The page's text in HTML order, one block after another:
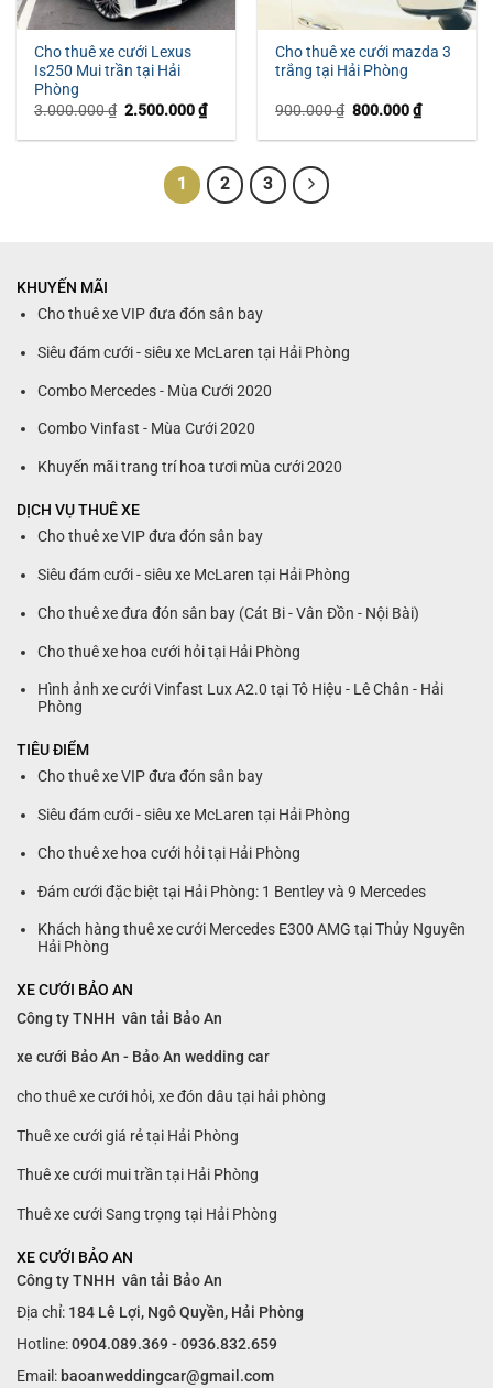
Cho thuê xe cưới Lexus
Is250 Mui trần tại Hải
Phòng
3.000.000₫ Giá
là:
2.500.000₫Giá
hiện
tại
2.500.000 ₫.
Cho thuê xe cưới mazda 3
trắng tại Hải Phòng
900.000₫ Giá
là:
800.000₫Giá
hiện
tại
1 2 3
KHUYẾN MÃI
Cho thuê xe VIP đưa đón sân bay
Siêu đám cưới - siêu xe McLaren tại Hải Phòng
Combo Mercedes - Mùa Cưới 2020
Combo Vinfast - Mùa Cưới 2020
Khuyến mãi trang trí hoa tươi mùa cưới 2020
DỊCH VỤ THUÊ XE
Cho thuê xe VIP đưa đón sân bay
Siêu đám cưới - siêu xe McLaren tại Hải Phòng
Cho thuê xe đưa đón sân bay (Cát Bi - Vân Đồn - Nội Bài)
Cho thuê xe hoa cưới hỏi tại Hải Phòng
Hình ảnh xe cưới Vinfast Lux A2.0 tại Tô Hiệu - Lê Chân - Hải
Phòng
TIÊU ĐIỂM
Cho thuê xe VIP đưa đón sân bay
Siêu đám cưới - siêu xe McLaren tại Hải Phòng
Cho thuê xe hoa cưới hỏi tại Hải Phòng
Đám cưới đặc biệt tại Hải Phòng: 1 Bentley và 9 Mercedes
Khách hàng thuê xe cưới Mercedes E300 AMG tại Thủy Nguyên
Hải Phòng
XE CƯỚI BẢO AN
Công ty TNHH vân tải Bảo An
xe cưới Bảo An - Bảo An wedding car
cho thuê xe cưới hỏi, xe đón dâu tại hải phòng
Thuê xe cưới giá rẻ tại Hải Phòng
Thuê xe cưới mui trần tại Hải Phòng
Thuê xe cưới Sang trọng tại Hải Phòng
XE CƯỚI BẢO AN
Công ty TNHH vân tải Bảo An
Địa chỉ: 184 Lê Lợi, Ngô Quyền, Hải Phòng
Hotline:0904.089.369 - 0936.832.659
Email: baoanweddingcar@gmail.com